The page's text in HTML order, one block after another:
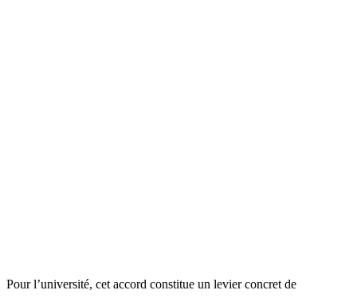
Pour l’université, cet accord constitue un levier concret de